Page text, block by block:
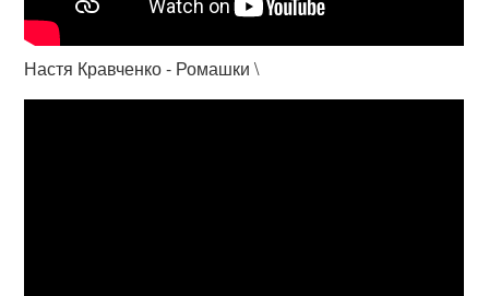
Настя Кравченко - Ромашки \